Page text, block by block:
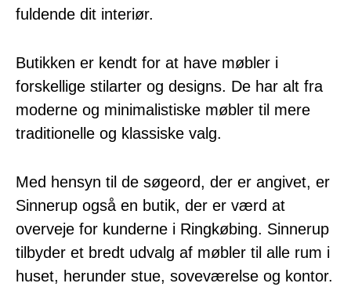
fuldende dit interiør.
Butikken er kendt for at have møbler i
forskellige stilarter og designs. De har alt fra
moderne og minimalistiske møbler til mere
traditionelle og klassiske valg.
Med hensyn til de søgeord, der er angivet, er
Sinnerup også en butik, der er værd at
overveje for kunderne i Ringkøbing. Sinnerup
tilbyder et bredt udvalg af møbler til alle rum i
huset, herunder stue, soveværelse og kontor.